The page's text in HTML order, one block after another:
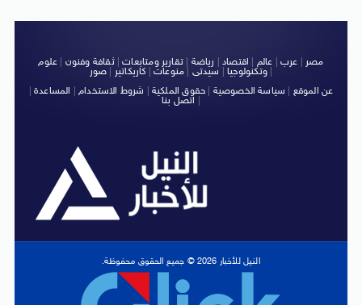
مصر عرب عالم اقتصاد رياضة |تقارير ومتابعات|ثقافة وفنون
علوم
وتكنولوجيا| سيدتى منوعات كاريكاتير صور
|
عن الموقع
سياسة الخصوصية حقوق الملكية شروط الاستخدام| المساعدة|
اتصل بنا
النيل للأخبار 2026 © جميع الحقوق محفوظة.